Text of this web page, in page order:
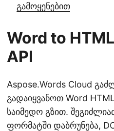
გამოყენებით
Word to
API
Aspose.Words Cloud
გადაიყვანოთ Word
საიმედო გზით.
ფორმატში დაბრუნება,